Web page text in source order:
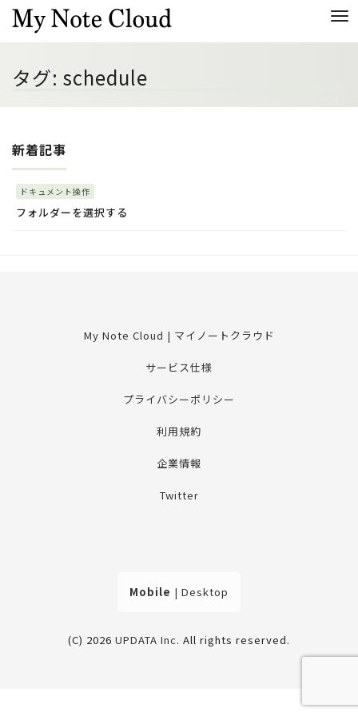
タグ: schedule
新着記事
ドキュメント操作
フォルダーを選択する
My Note Cloud | マイノートクラウド
サービス仕様
プライバシーポリシー
利用規約
企業情報
Twitter
Mobile | Desktop
(C) 2026 UPDATA Inc. All rights reserved.